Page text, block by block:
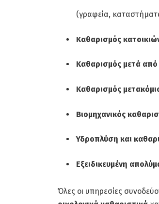
(γραφεία,
Καθαρισμός
Καθαρισμός μετά από
Καθαρισμός
Βιομηχανικός
Υδροπλύση και
Εξειδικευμένη
Όλες οι υπηρεσίες